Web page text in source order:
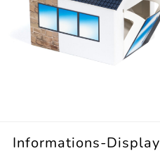
Informations-Display